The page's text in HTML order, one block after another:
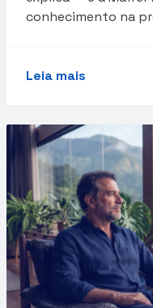
conhecimento na
Leia mais